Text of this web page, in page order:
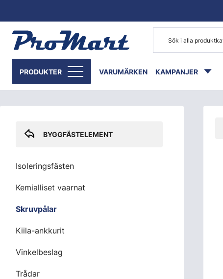
PRODUKTER VARUMÄRKEN KAMPANJER
BYGGFÄSTELEMENT
Isoleringsfästen
Kemialliset vaarnat
Skruvpålar
Kiila-ankkurit
Vinkelbeslag
Trådar